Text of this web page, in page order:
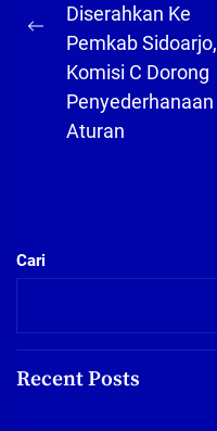
Previous
post:
Diserahkan Ke
Pemkab Sidoarjo,
Komisi C Dorong
Penyederhanaan
Aturan
Cari
Recent Posts